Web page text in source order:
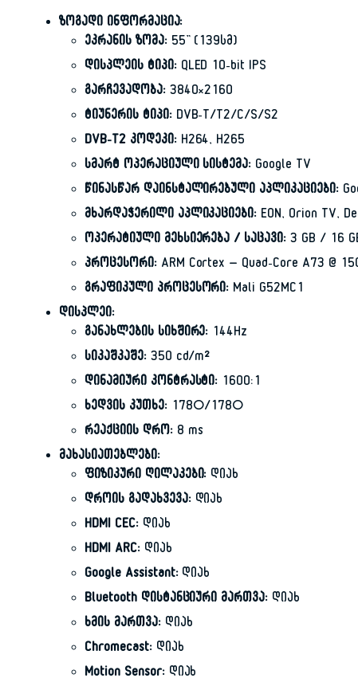
ზოგადი ინფორმაცია:
ეკრანის ზომა:55” (139სმ)
დისპლეის ტიპი:QLED 10-bit IPS
გარჩევადობა:3840×2160
ტიუნერის ტიპი:DVB-T/T2/C/S/S2
DVB-T2 კოდეკი:H264, H265
სმარტ ოპერაციული სისტემა: Google TV
წინასწარ დაინსტალირებული აპლიკაციები:
მხარდაჭერილი აპლიკაციები: EON, Orion TV,
ოპერატიული მეხსიერება / საცავი: 3 GB / 16
პროცესორი:ARM Cortex – Quad-Core A73 @
გრაფიკული პროცესორი: Mali G52MC1
დისპლეი:
განახლების სიხშირე: 144Hz
სიკაშკაშე:350 cd/m²
დინამიური კონტრასტი: 1600:1
ხედვის კუთხე:178°/178°
რეაქციის დრო:8 ms
მახასიათებლები:
ფიზიკური ღილაკები: დიახ
დროის გადახვევა:დიახ
HDMI CEC:დიახ
HDMI ARC:დიახ
Google Assistant:დიახ
Bluetooth დისტანციური მართვა: დიახ
ხმის მართვა:დიახ
Chromecast:დიახ
Motion Sensor:დიახ